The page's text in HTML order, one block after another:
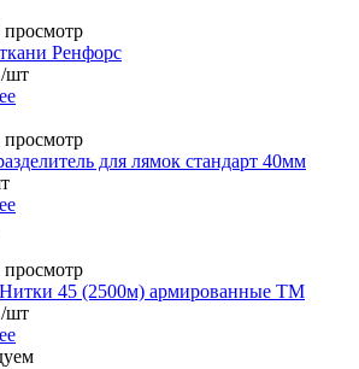
Ренфорс
/шт
для лямок стандарт 40мм
45 (2500м) армированные ТМ
/шт